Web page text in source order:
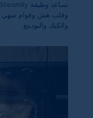
وقلب هش وقوام شهي
والكيك والبودينغ.